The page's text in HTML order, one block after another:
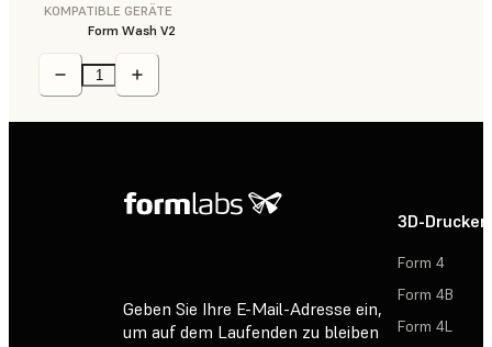
KOMPATIBLE GERÄTE
Form Wash V2
Geben Sie Ihre E-Mail-Adresse ein,
um auf dem Laufenden zu bleiben
3D-Drucker
Form 4
Form 4B
Form 4L